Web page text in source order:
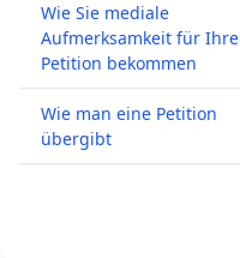
Wie Sie mediale
Aufmerksamkeit für Ihre
Petition bekommen
Wie man eine Petition
übergibt